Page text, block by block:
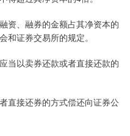
资、融券的金额占其净资本的
和证券交易所的规定。
当以卖券还款或者直接还款的
直接还券的方式偿还向证券公